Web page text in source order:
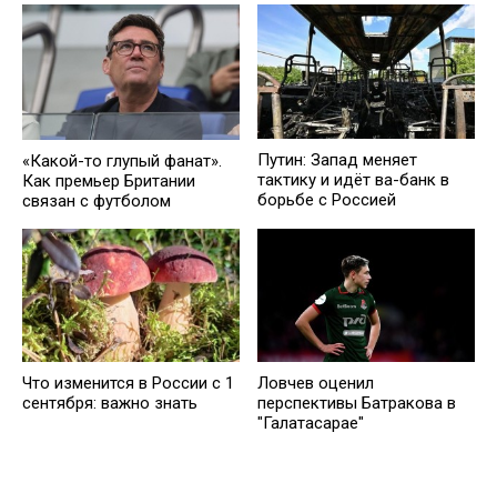
«Какой-то глупый фанат».
Как премьер Британии
связан с футболом
Путин: Запад меняет
тактику и идёт ва-банк в
борьбе с Россией
Что изменится в России с 1
сентября: важно знать
Ловчев оценил
перспективы Батракова в
"Галатасарае"